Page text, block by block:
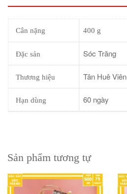
Cân nặng 400 g
Đặc sản Sóc Trăng
Thương hiệu Tân Huê Viên
Hạn dùng 60 ngày
Sản phẩm tương tự